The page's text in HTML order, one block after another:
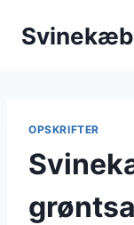
OPSKRIFTER